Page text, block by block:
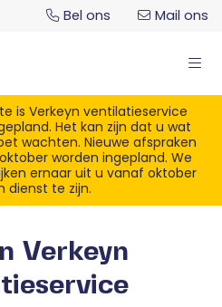
Bel ons Mail ons
is Verkeyn ventilatieservice
Het kan zijn dat u wat
wachten. Nieuwe afspraken
worden ingepland. We
ernaar uit u vanaf oktober
dienst te zijn.
Verkeyn